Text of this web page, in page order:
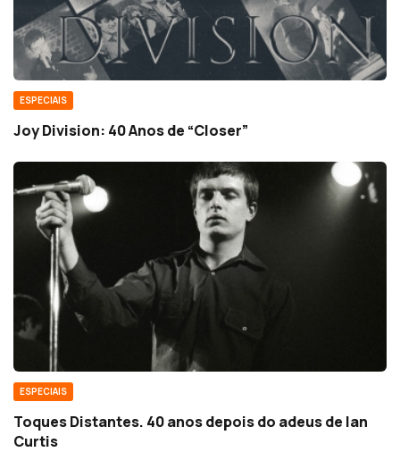
ESPECIAIS
Joy Division: 40 Anos de “Closer”
ESPECIAIS
Toques Distantes. 40 anos depois do adeus de Ian
Curtis